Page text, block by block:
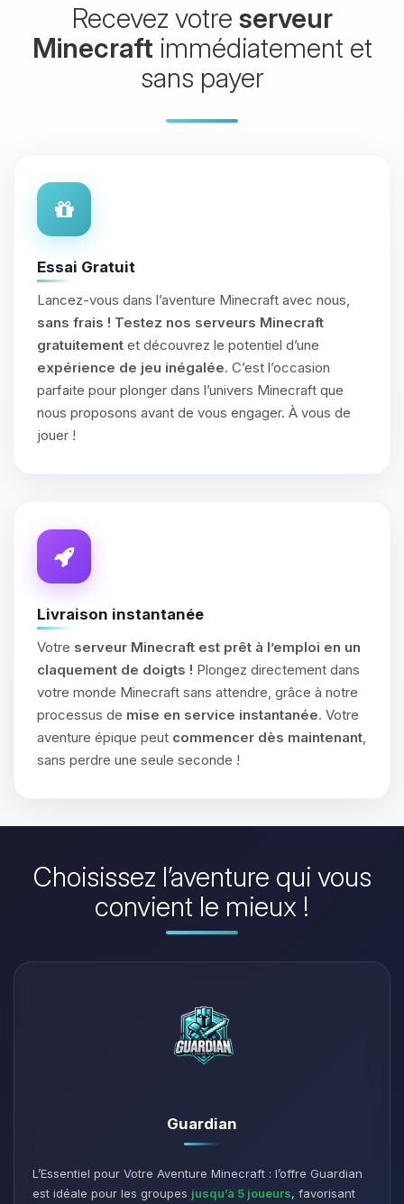
Recevez votre serveur
Minecraft immédiatement et
sans payer
Essai Gratuit
Lancez-vous dans l’aventure Minecraft avec nous,
sans frais ! Testez nos serveurs Minecraft
gratuitement et découvrez le potentiel d’une
expérience de jeu inégalée. C’est l’occasion
parfaite pour plonger dans l’univers Minecraft que
nous proposons avant de vous engager. À vous de
jouer !
Livraison instantanée
Votre serveur Minecraft est prêt à l’emploi en un
claquement de doigts ! Plongez directement dans
votre monde Minecraft sans attendre, grâce à notre
processus de mise en service instantanée. Votre
aventure épique peut commencer dès maintenant
sans perdre une seule seconde !
Choisissez l’aventure qui vous
convient le mieux !
Guardian
L’Essentiel pour Votre Aventure Minecraft : l’offre Guardian
est idéale pour les groupes jusqu’à 5 joueurs, favorisant